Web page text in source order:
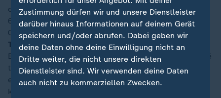
das Geschehen im Anschluss nicht abflacht.
66′
00:29
Tooor für Frankreich, 3:4 durch Kylian Mbappé
Erleben wir hier ein wahnsinniges Comeback? Dembélé
treibt den Ball von der rechten Seite nach vorne, ehe
ein Doppelpass von Olise und Mbappé folgt. So
kommt der Mann mit der Nummer zehn aus zentralen
Zustimmung dürfen wir und unsere Dienstleister
darüber hinaus Informationen auf deinem Gerät
speichern und/oder abrufen. Dabei geben wir
deine Daten ohne deine Einwilligung nicht an
Dritte weiter, die nicht unsere direkten
Dienstleister sind. Wir verwenden deine Daten
auch nicht zu kommerziellen Zwecken.